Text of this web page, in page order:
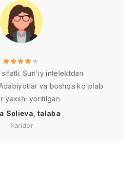
sifatli. Sun'iy intelektdan
va boshqa ko'plab
yaxshi yoritilgan.
Solieva, talaba
Xaridor